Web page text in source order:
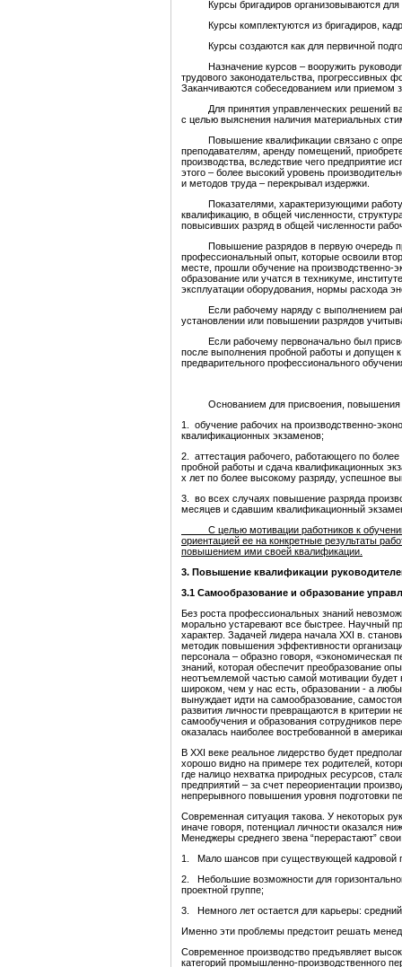
Курсы бригадиров организовываются для
Курсы комплектуются из бригадиров,
Курсы создаются как для первичной
Назначение курсов – вооружить
трудового законодательства, прогрессивных
Заканчиваются собеседованием или приемом
Для принятия управленческих решений
с целью выяснения наличия материальных
Повышение квалификации связано с
преподавателям, аренду помещений,
производства, вследствие чего предприятие
этого – более высокий уровень
и методов труда – перекрывал издержки.
Показателями, характеризующими работу
квалификацию, в общей численности,
повысивших разряд в общей численности
Повышение разрядов в первую очередь
профессиональный опыт, которые освоили
месте, прошли обучение на производственно-
образование или учатся в техникуме,
эксплуатации оборудования, нормы расхода
Если рабочему наряду с выполнением
установлении или повышении разрядов
Если рабочему первоначально был
после выполнения пробной работы и допущен
предварительного профессионального
Основанием для присвоения, повышения и
1. обучение рабочих на производственно-
квалификационных экзаменов;
2. аттестация рабочего, работающего по
пробной работы и сдача квалификационных
х лет по более высокому разряду, успешное
3. во всех случаях повышение разряда
месяцев и сдавшим квалификационный
С целью мотивации работников к обучению
ориентацией ее на конкретные результаты
повышением ими своей квалификации.
3. Повышение квалификации
3.1 Самообразование и образование
Без роста профессиональных знаний
морально устаревают все быстрее. Научный
характер. Задачей лидера начала ХХI в.
методик повышения эффективности
персонала – образно говоря, «экономическая
знаний, которая обеспечит преобразование
неотъемлемой частью самой мотивации будет
широком, чем у нас есть, образовании - а
вынуждает идти на самообразование,
развития личности превращаются в критерии
самообучения и образования сотрудников
оказалась наиболее востребованной в
В ХХI веке реальное лидерство будет
хорошо видно на примере тех родителей,
где налицо нехватка природных ресурсов,
предприятий – за счет переориентации
непрерывного повышения уровня подготовки
Современная ситуация такова. У некоторых
иначе говоря, потенциал личности оказался
Менеджеры среднего звена “перерастают”
1. Мало шансов при существующей кадровой
2. Небольшие возможности для
проектной группе;
3. Немного лет остается для карьеры: средний
Именно эти проблемы предстоит решать
Современное производство предъявляет
категорий промышленно-производственного